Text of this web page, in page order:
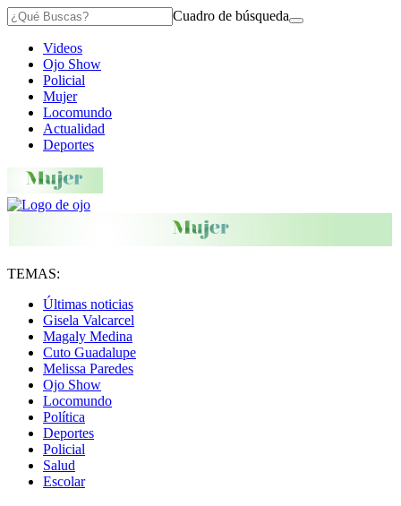
Cuadro de búsqueda
Videos
Ojo Show
Policial
Mujer
Locomundo
Actualidad
Deportes
TEMAS:
Últimas noticias
Gisela Valcarcel
Magaly Medina
Cuto Guadalupe
Melissa Paredes
Ojo Show
Locomundo
Política
Deportes
Policial
Salud
Escolar